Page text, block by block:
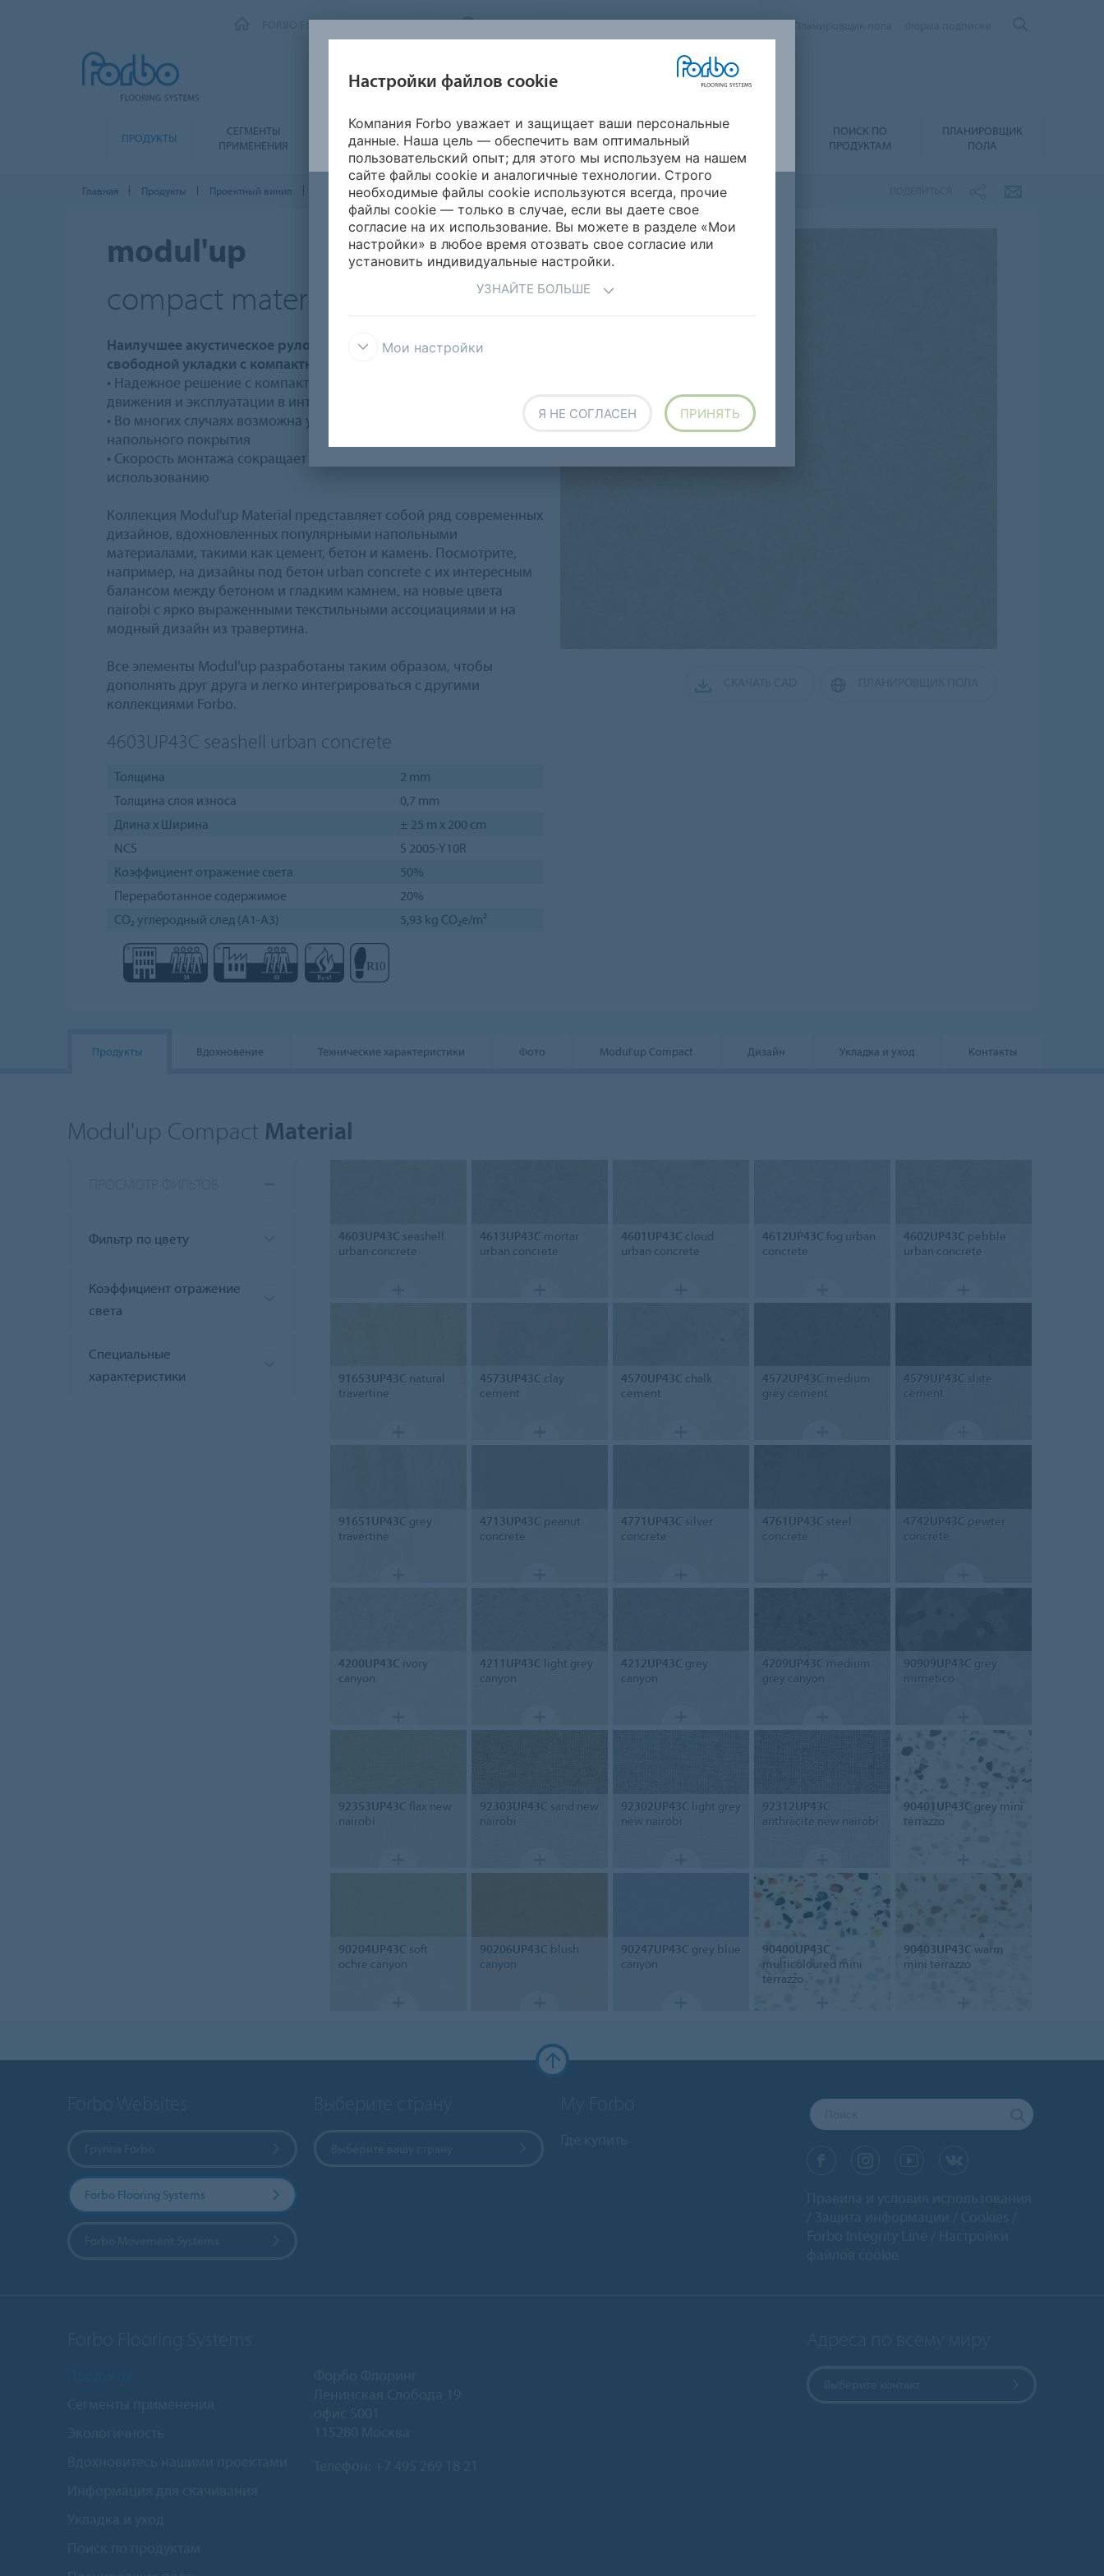
FORBO FLOORING SYSTEMS RUSSIA
ПРОДУКТЫ
СЕГМЕНТЫ
ПРИМЕНЕНИЯ
ЭКОЛОГИЧНОСТЬ
ВДОХНОВИТЕСЬ
НАШИМИ
ПРОЕКТАМИ
ИНФОРМАЦИЯ
ДЛЯ СКАЧИВАНИЯ
ПОИСК ПО
ПРОДУКТАМ
ПЛАНИРОВЩИК
ПОЛА
Главная Продукты Проектный винил Modul'up Compact винил свободной укладки Modul'up Compact Material
modul'up
compact material
Наилучшее акустическое рулонное напольное решение
свободной укладки с компактной основой
• Надежное решение с компактной подложкой для интенсивного
движения и эксплуатации в интенсивных условиях
• Во многих случаях возможна установка поверх существующего
напольного покрытия
• Скорость монтажа сокращает время простоя, пол сразу готов к
использованию
Коллекция Modul'up Material представляет собой ряд современных
дизайнов, вдохновленных популярными напольными
материалами, такими как цемент, бетон и камень. Посмотрите,
например, на дизайны под бетон urban concrete с их интересным
балансом между бетоном и гладким камнем, на новые цвета
nairobi с ярко выраженными текстильными ассоциациями и на
модный дизайн из травертина.
Все элементы Modul'up разработаны таким образом, чтобы
дополнять друг друга и легко интегрироваться с другими
коллекциями Forbo.
4603UP43C seashell urban concrete
Толщина
2 mm
Толщина слоя износа
0,7 mm
Длина х Ширина
± 25 m x 200 cm
NCS
S 2005-Y10R
Коэффициент отражение света
50%
Переработанное содержимое
20%
CO₂ углеродный след (A1-A3)
5,93 kg CO₂e/m²
Продукты Вдохновение Технические характеристики Фото Modul'up Compact Дизайн Укладка и уход Контакты
Modul'up Compact Material
Фильтр по цвету
Коэффициент отражение
света
Специальные
характеристики
4603UP43C seashell
urban concrete
4613UP43C mortar
urban concrete
4601UP43C cloud
urban concrete
4612UP43C fog urban
concrete
4602UP43C pebble
urban concrete
91653UP43C natural
travertine
4573UP43C clay
cement
4570UP43C chalk
cement
4572UP43C medium
grey cement
4579UP43C slate
cement
91651UP43C grey
travertine
4713UP43C peanut
concrete
4771UP43C silver
concrete
4761UP43C steel
concrete
4742UP43C pewter
concrete
4200UP43C ivory
canyon
4211UP43C light grey
canyon
4212UP43C grey
canyon
4209UP43C medium
grey canyon
90909UP43C grey
mimetico
92353UP43C flax new
nairobi
92303UP43C sand new
nairobi
92302UP43C light grey
new nairobi
92312UP43C
anthracite new nairobi
90401UP43C grey mini
terrazzo
90204UP43C soft
ochre canyon
90206UP43C blush
canyon
90247UP43C grey blue
canyon
90400UP43C
multicoloured mini
terrazzo
90403UP43C warm
mini terrazzo
Forbo Flooring Systems
Настройки файлов cookie
Компания Forbo уважает и защищает ваши персональные
данные. Наша цель — обеспечить вам оптимальный
пользовательский опыт; для этого мы используем на нашем
сайте файлы cookie и аналогичные технологии. Строго
необходимые файлы cookie используются всегда, прочие
файлы cookie — только в случае, если вы даете свое
согласие на их использование. Вы можете в разделе «Мои
настройки» в любое время отозвать свое согласие или
установить индивидуальные настройки.
УЗНАЙТЕ БОЛЬШЕ
Мои настройки
Я НЕ СОГЛАСЕН ПРИНЯТЬ